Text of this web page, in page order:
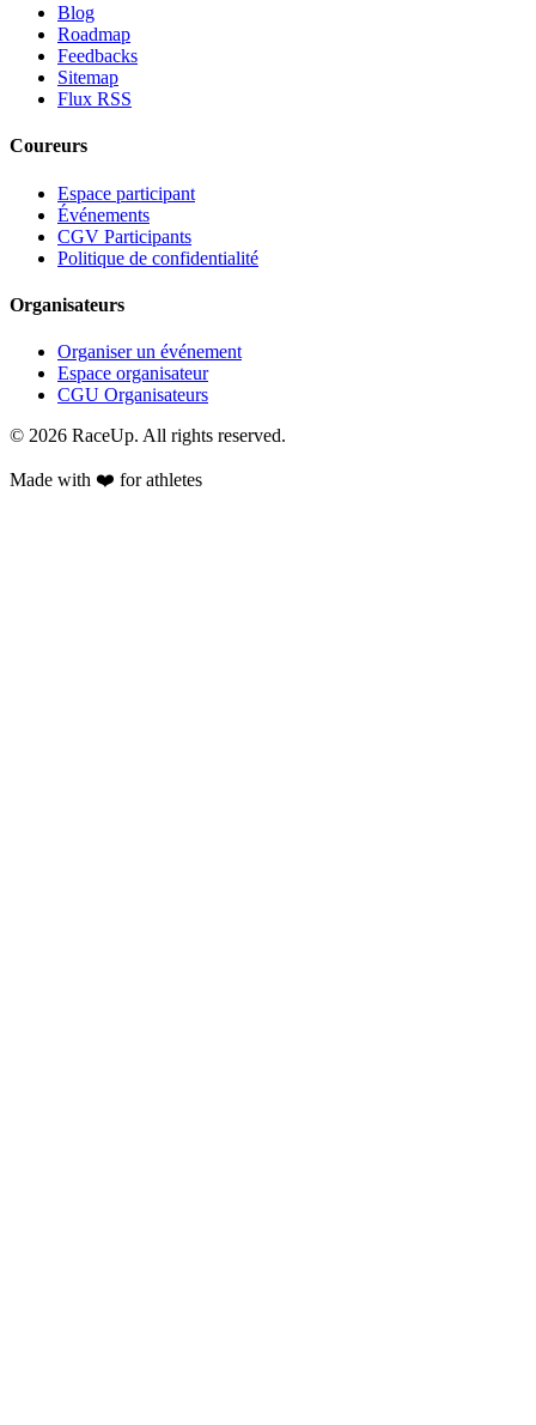
Blog
Roadmap
Feedbacks
Sitemap
Flux RSS
Coureurs
Espace participant
Événements
CGV Participants
Politique de confidentialité
Organisateurs
Organiser un événement
Espace organisateur
CGU Organisateurs
© 2026 RaceUp. All rights reserved.
Made with ❤️ for athletes